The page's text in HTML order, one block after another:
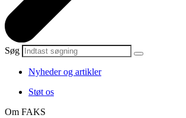
Søg
Nyheder og artikler
Støt os
Om FAKS